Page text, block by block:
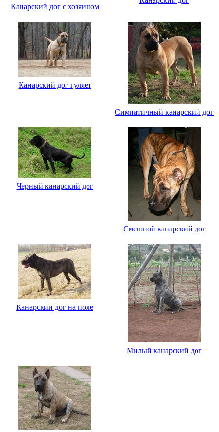
Канарский дог с хозяином
Канарский дог гуляет
Симпатичный канарский дог
Черный канарский дог
Смешной канарский дог
Канарский дог на поле
Милый канарский дог